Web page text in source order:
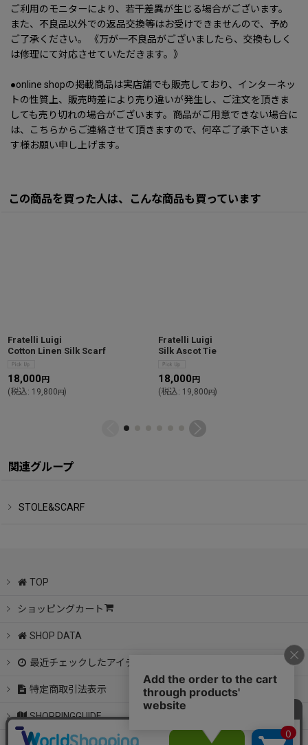
ご利用のモニターにより、若干差異が生じる場合がございます。
また、不良品以外での返品交換等はお受けできませんので、予め
ご了承ください。 《万が一不良品がございましたら、交換もしく
は修理にて対応させていただきます。》
●online shopの掲載商品は実店舗でも販売しており、インターネッ
トの性質上、販売時差により売り違いが発生し、ご注文を頂きま
しても売り切れの場合がございます。商品がご用意できない場合に
は、こちらからご連絡させて頂きますので、何卒ご了承下さいま
す様お願い申し上げます。
この商品を買った人は、こんな商品も買っています
Fratelli Luigi
Cotton Linen Silk Scarf
18,000円
(税込: 19,800円)
Fratelli Luigi
Silk Ascot Tie
18,000円
(税込: 19,800円)
関連グループ
STOLE&SCARF
TOP
ショッピングカート
SHOP DATA
最近チェックしたアイテム
特定商取引法表示
SHOPPINGGUIDE